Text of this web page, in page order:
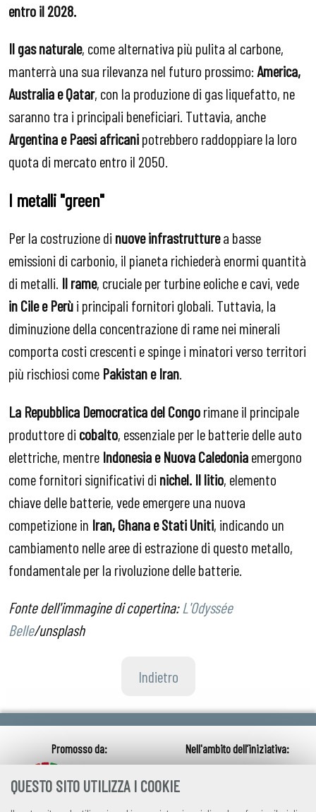
QUESTO SITO UTILIZZA I COOKIE
entro il 2028.
Il gas naturale, come alternativa più pulita al carbone,
manterrà una sua rilevanza nel futuro prossimo: America,
Australia e Qatar, con la produzione di gas liquefatto, ne
saranno tra i principali beneficiari. Tuttavia, anche
Argentina e Paesi africanipotrebbero raddoppiare la loro
quota di mercato entro il 2050.
I metalli "green"
Per la costruzione di nuove infrastrutturea basse
emissioni di carbonio, il pianeta richiederà enormi quantità
di metalli. Il rame, cruciale per turbine eoliche e cavi, vede
in Cile e Perùi principali fornitori globali. Tuttavia, la
diminuzione della concentrazione di rame nei minerali
comporta costi crescenti e spinge i minatori verso territori
più rischiosi come Pakistan e Iran
La Repubblica Democratica del Congorimane il principale
produttore di cobalto, essenziale per le batterie delle auto
elettriche, mentre Indonesia e Nuova Caledoniaemergono
come fornitori significativi di nichel. Il litio, elemento
chiave delle batterie, vede emergere una nuova
competizione in Iran, Ghana e Stati Uniti, indicando un
cambiamento nelle aree di estrazione di questo metallo,
fondamentale per la rivoluzione delle batterie.
Fonte dell'immagine di copertina:L'Odyssée
Belle/unsplash
Indietro